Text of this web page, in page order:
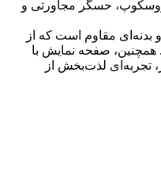
حسگر مجاورتی و
بدنه‌ای مقاوم است که از
صفحه نمایش با
تجربه‌ای لذت‌بخش از